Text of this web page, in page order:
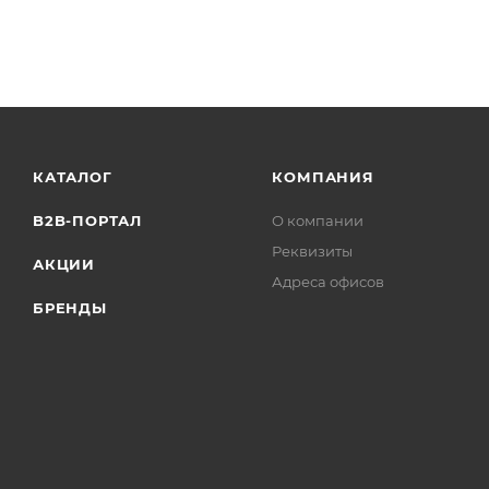
КАТАЛОГ
B2B-ПОРТАЛ
АКЦИИ
БРЕНДЫ
КОМПАНИЯ
О компании
Реквизиты
Адреса офисов